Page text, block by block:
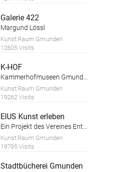
Galerie 422
Margund Lössl
Kunst:Raum Gmunden
12605 Visits
K-HOF
Kunst:Raum Gmunden
19262 Visits
EIUS Kunst erleben
Kunst:Raum Gmunden
19795 Visits
Stadtbücherei Gmunden